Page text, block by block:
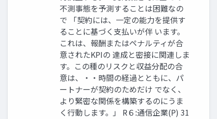
不測事態を予測することは困難なの
で 「契約には、一定の能力を提供す
ることに基づく支払いが伴 います。
これは、報酬またはペナルティが合
意されたKPIの 達成と密接に関連しま
す。この種のリスクと収益分配の合
意は、・・時間の経過とともに、パ
ートナーが契約のためだけ でなく、
より緊密な関係を構築するのにうま
く行動します。」 R６:通信企業(P) 31